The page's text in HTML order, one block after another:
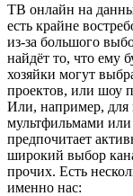
ТВ онлайн на
есть крайне
из-за большого
найдёт то, что ему
хозяйки могут
проектов, или шоу
Или, например, для
мультфильмами
предпочитает
широкий выбор
прочих. Есть
именно нас: